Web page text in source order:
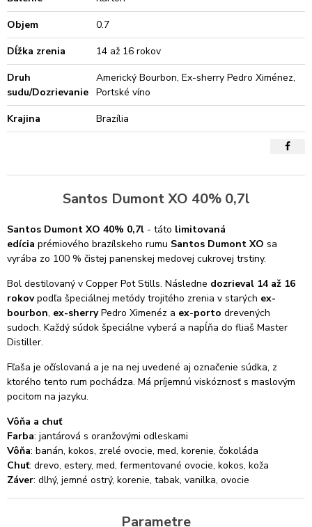
Objem
0.7
Dĺžka zrenia
14 až 16 rokov
Druh
sudu/Dozrievanie
Americký Bourbon, Ex-sherry Pedro Ximénez,
Portské víno
Krajina
Brazília
Santos Dumont XO 40% 0,7l
Santos Dumont XO 40% 0,7l - táto limitovaná
edícia prémiového brazílskeho rumu Santos Dumont XO sa
vyrába zo 100 % čistej panenskej medovej cukrovej trstiny.
Bol destilovaný v Copper Pot Stills. Následne dozrieval 14 až 16
rokovpodľa špeciálnej metódy trojitého zrenia v starých ex-
bourbon, ex-sherryPedro Ximenéz a ex-porto drevených
sudoch. Každý súdok špeciálne vyberá a napĺňa do fliaš Master
Distiller.
Fľaša je očíslovaná a je na nej uvedené aj označenie súdka, z
ktorého tento rum pochádza. Má príjemnú viskóznosť s maslovým
pocitom na jazyku.
Vôňa a chuť
Farba: jantárová s oranžovými odleskami
Vôňa: banán, kokos, zrelé ovocie, med, korenie, čokoláda
Chuť: drevo, estery, med, fermentované ovocie, kokos, koža
Záver: dlhý, jemné ostrý, korenie, tabak, vanilka, ovocie
Parametre